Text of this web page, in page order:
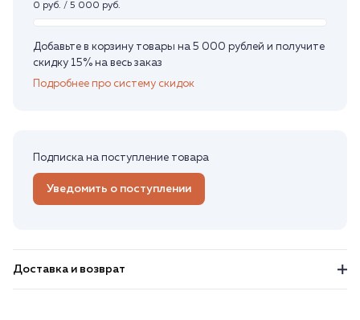
0 руб. / 5 000 руб.
Добавьте в корзину товары на 5 000 рублей и получите
скидку 15% на весь заказ
Подробнее про систему скидок
Подписка на поступление товара
Уведомить о поступлении
Доставка и возврат